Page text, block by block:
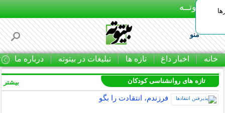
بـیتوتــه
منو
خانه اخبار داغ تازه ها تبلیغات در بیتوته درباره ما
تازه های روانشناسی کودکان
فرزندم، انتقادت را بگو
بیشتر